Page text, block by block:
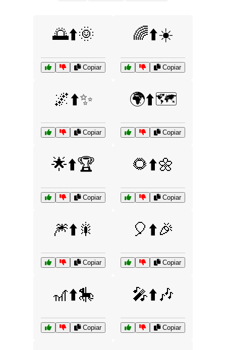
🌅⬆️🌞
Copiar
🌈⬆️☀️
Copiar
🌌⬆️✨
Copiar
🌍⬆️🗺️
Copiar
🌟⬆️🏆
Copiar
🌻⬆️🌼
Copiar
🎆⬆️🎇
Copiar
🎈⬆️🎉
Copiar
🎢⬆️🎠
Copiar
🎤⬆️🎶
Copiar